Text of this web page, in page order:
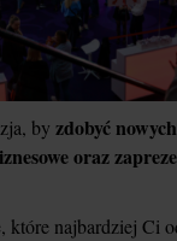
by zdobyć
oraz
które najbardziej Ci